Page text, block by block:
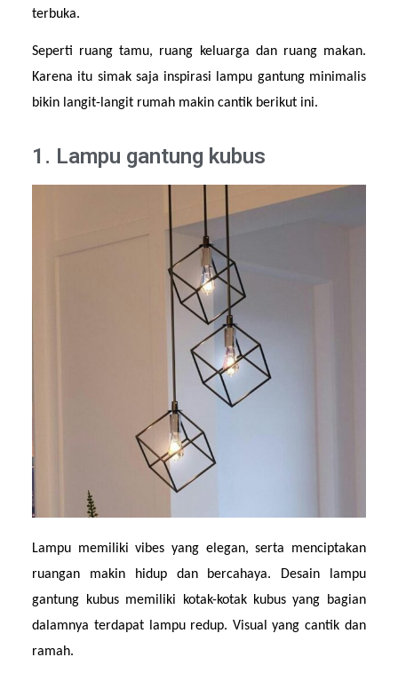
terbuka.
Seperti ruang tamu, ruang keluarga dan ruang makan.
Karena itu simak saja inspirasi lampu gantung minimalis
bikin langit-langit rumah makin cantik berikut ini.
1. Lampu gantung kubus
Lampu memiliki vibes yang elegan, serta menciptakan
ruangan makin hidup dan bercahaya. Desain lampu
gantung kubus memiliki kotak-kotak kubus yang bagian
dalamnya terdapat lampu redup. Visual yang cantik dan
ramah.